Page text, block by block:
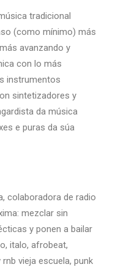
tradicional
(como mínimo) más
avanzando y
con lo más
instrumentos
sintetizadores y
da música
e puras da súa
colaboradora de radio
mezclar sin
y ponen a bailar
italo, afrobeat,
vieja escuela, punk